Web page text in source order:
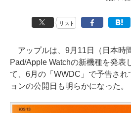
リスト
アップルは、9月11日（日本時
Pad/Apple Watchの新機種を発表
て、6月の「WWDC」で予告され
ョンの公開日も明らかになった。